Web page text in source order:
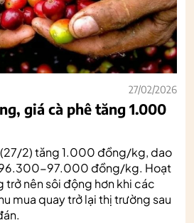
27/02/2026
giá cà phê tăng 1.000
(27/2) tăng 1.000 đồng/kg, dao
97.000 đồng/kg. Hoạt
nên sôi động hơn khi các
mua quay trở lại thị trường sau